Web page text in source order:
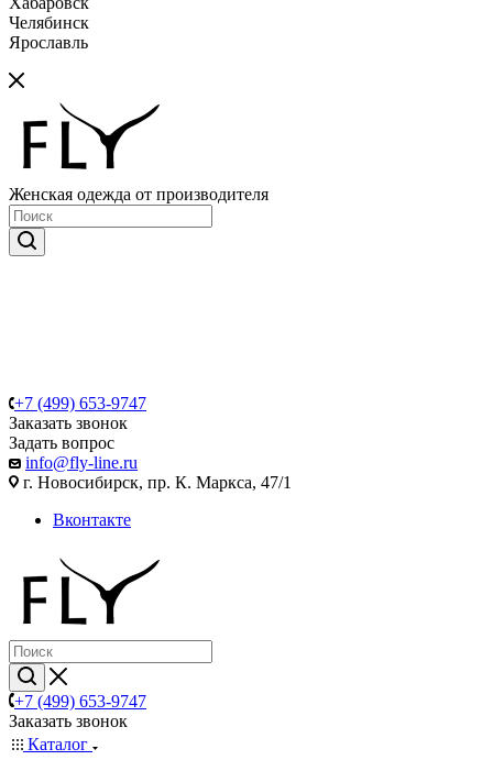
Челябинск
Ярославль
Женская одежда от производителя
+7 (499) 653-9747
Заказать звонок
Задать вопрос
info@fly-line.ru
г. Новосибирск, пр. К. Маркса, 47/1
Вконтакте
+7 (499) 653-9747
Заказать звонок
Каталог